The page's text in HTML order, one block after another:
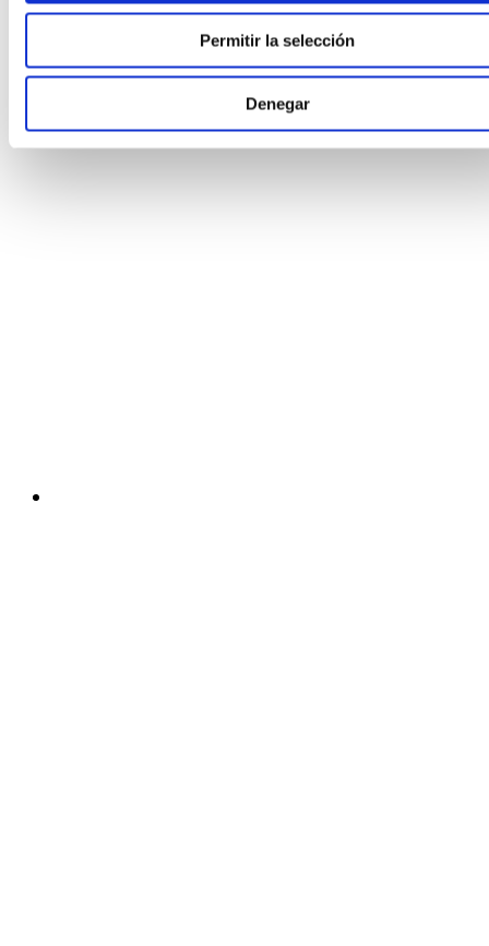
Permitir la selección
Denegar